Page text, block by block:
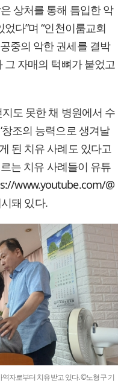
상처를 통해 틈입한 악
다”며 “인천이룸교회
중의 악한 권세를 결박
그 자매의 턱뼈가 붙었고
도 못한 채 병원에서 수
조의 능력으로 생겨날
된 치유 사례도 있다고
는 치유 사례들이 유튜
www.youtube.com/@
돼 있다.
자로부터 치유받고 있다. ©노형구 기